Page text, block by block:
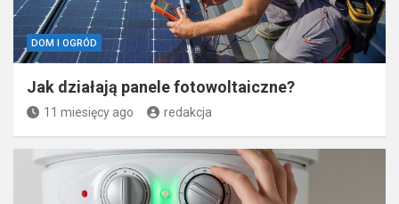
DOM I OGRÓD
Jak działają panele fotowoltaiczne?
11 miesięcy ago redakcja